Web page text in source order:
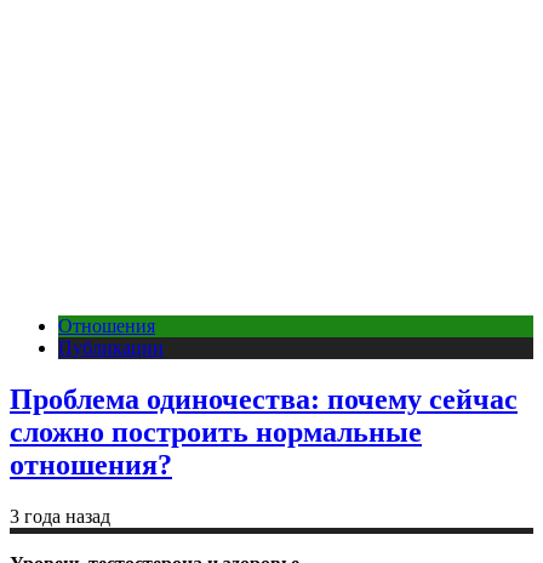
Отношения
Публикации
Проблема одиночества: почему сейчас
сложно построить нормальные
отношения?
3 года назад